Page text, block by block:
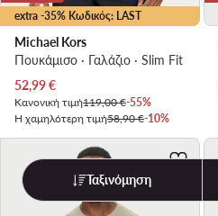
extra -35% Κωδικός: LAST
Michael Kors
Πουκάμισο · Γαλάζιο · Slim Fit
Τρέχουσα τιμή
52,99€
Κανονική τιμή119,00 €-55%
Η χαμηλότερη τιμή58,90 €-10%
Ταξινόμηση